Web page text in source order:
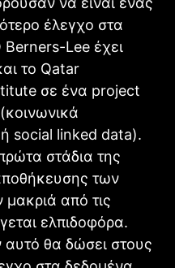
έλεγχο στα
Lee έχει
το Qatar
σε ένα project
social linked data).
στάδια της
των
από τις
ελπιδοφόρα.
αυτό θα δώσει στους